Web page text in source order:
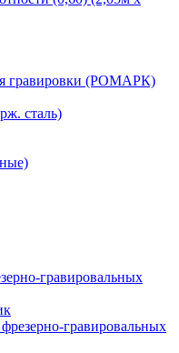
гравировки (РОМАРК)
сталь)
гравировальных
гравировальных